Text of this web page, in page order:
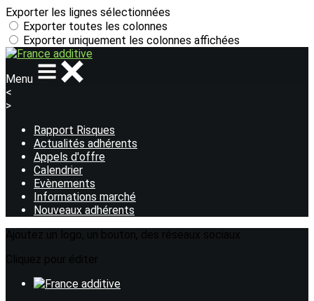
Exporter les lignes sélectionnées
Exporter toutes les colonnes
Exporter uniquement les colonnes affichées
Menu
<
>
Rapport Risques
Actualités adhérents
Appels d'offre
Calendrier
Evènements
Informations marché
Nouveaux adhérents